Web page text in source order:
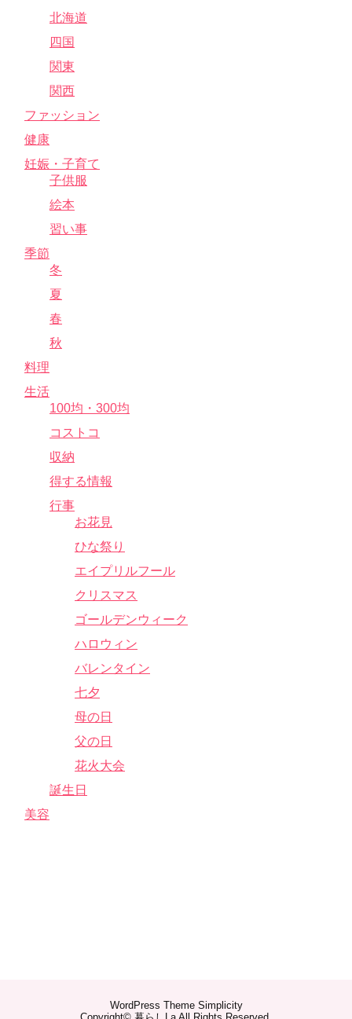
北海道
四国
関東
関西
ファッション
健康
妊娠・子育て
子供服
絵本
習い事
季節
冬
夏
春
秋
料理
生活
100均・300均
コストコ
収納
得する情報
行事
お花見
ひな祭り
エイプリルフール
クリスマス
ゴールデンウィーク
ハロウィン
バレンタイン
七夕
母の日
父の日
花火大会
誕生日
美容
WordPress Theme Simplicity